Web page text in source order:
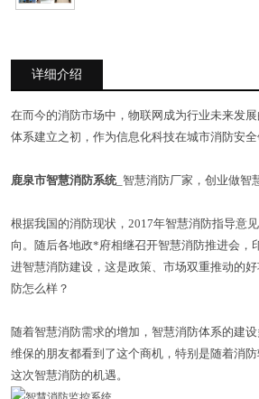
详细介绍
在而今的消防市场中，物联网成为行业未来发
体系建立之初，作为信息化科技在城市消防安
鹿泉市智慧消防系统_智慧消防厂家，创业做智
根据我国的消防现状，2017年智慧消防指导意
向。随后各地政*府相继召开智慧消防推进会
进智慧消防建设，这是政策、市场双重推动的
防怎么样？
随着智慧消防需求的增加，智慧消防体系的建
维保的朋友都看到了这个商机，特别是随着消
这次智慧消防的机遇。